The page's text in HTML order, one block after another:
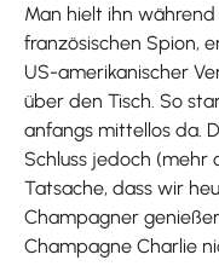
Man hielt ihn
französischen Spion,
US-amerikanischer
über den Tisch. So
anfangs mittellos da.
Schluss jedoch (mehr
Tatsache, dass wir
Champagner
Champagne Charlie